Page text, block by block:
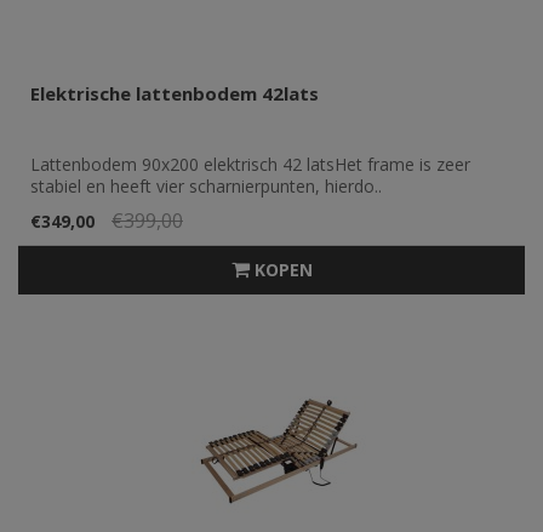
Elektrische lattenbodem 42lats
Lattenbodem 90x200 elektrisch 42 latsHet frame is zeer
stabiel en heeft vier scharnierpunten, hierdo..
€349,00
€399,00
KOPEN